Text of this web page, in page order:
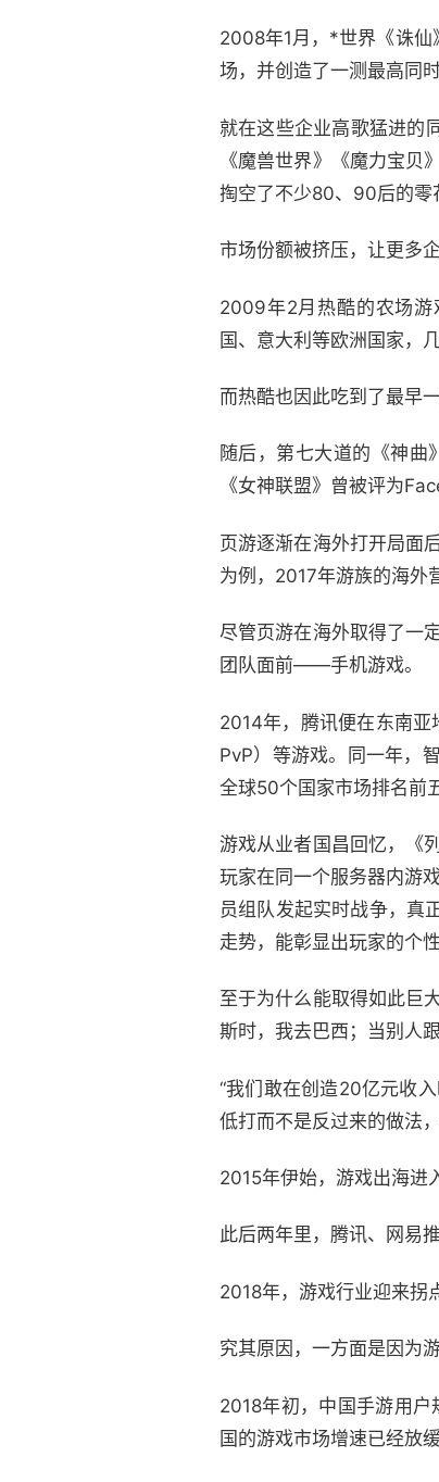
2008年1月，*世界《诛仙
场，并创造了一测最高同
就在这些企业高歌猛进的
《魔兽世界》《魔力宝
掏空了不少80、90后的零
市场份额被挤压，让更多
2009年2月热酷的农场游
国、意大利等欧洲国家，
而热酷也因此吃到了最早
随后，第七大道的《神曲
《女神联盟》曾被评为
页游逐渐在海外打开局面
为例，2017年游族的海外
尽管页游在海外取得了一
团队面前——手机游戏。
2014年，腾讯便在东南
PvP）等游戏。同一年，
全球50个国家市场排名前
游戏从业者国昌回忆，《
玩家在同一个服务器内游
员组队发起实时战争，真
走势，能彰显出玩家的个性
至于为什么能取得如此巨
斯时，我去巴西；当别人
“我们敢在创造20亿元收
低打而不是反过来的做法
2015年伊始，游戏出海进
此后两年里，腾讯、网易
2018年，游戏行业迎来拐
究其原因，一方面是因为
2018年初，中国手游用
国的游戏市场增速已经放